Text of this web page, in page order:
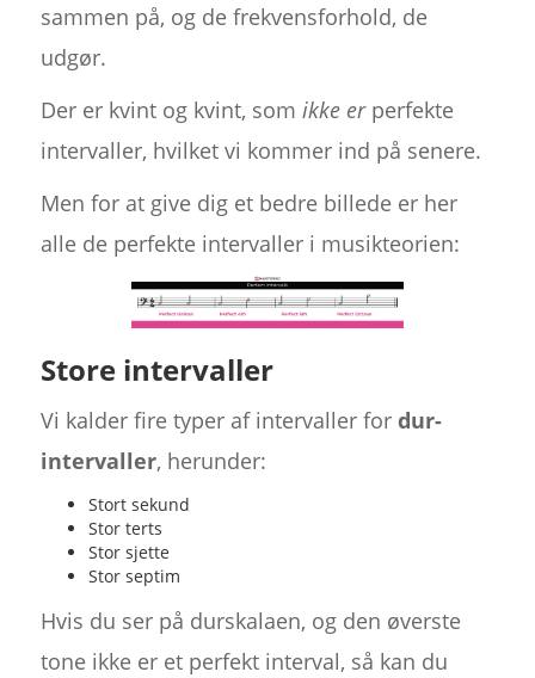
sammen på, og de frekvensforhold, de
udgør.
Der er kvint og kvint, som ikke erperfekte
intervaller, hvilket vi kommer ind på senere.
Men for at give dig et bedre billede er her
alle de perfekte intervaller i musikteorien:
Store intervaller
Vi kalder fire typer af intervaller for dur-
intervaller, herunder:
Stort sekund
Stor terts
Stor sjette
Stor septim
Hvis du ser på durskalaen, og den øverste
tone ikke er et perfekt interval, så kan du